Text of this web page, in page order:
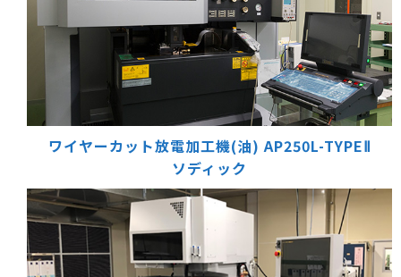
ワイヤーカット放電加工機(油) AP250L-TYPEⅡ
ソディック